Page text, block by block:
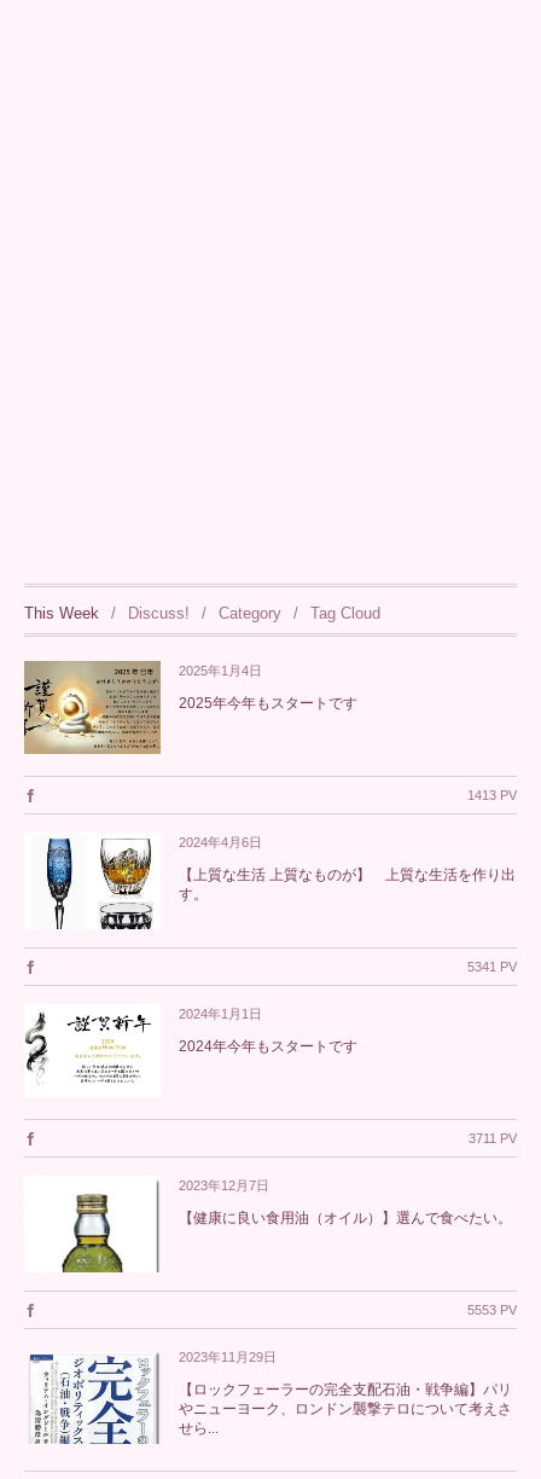
This Week Discuss! Category Tag Cloud
2025年1月4日
2025年今年もスタートです
1413 PV
2024年4月6日
【上質な生活 上質なものが】 上質な生活を作り出
す。
5341 PV
2024年1月1日
2024年今年もスタートです
3711 PV
2023年12月7日
【健康に良い食用油（オイル）】選んで食べたい。
5553 PV
2023年11月29日
【ロックフェーラーの完全支配石油・戦争編】パリ
やニューヨーク、ロンドン襲撃テロについて考えさ
せら...